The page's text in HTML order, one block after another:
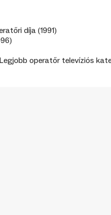
díja (1991)
operatőr televíziós